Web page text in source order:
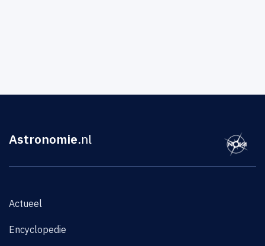
Astronomie.nl
Actueel
Encyclopedie